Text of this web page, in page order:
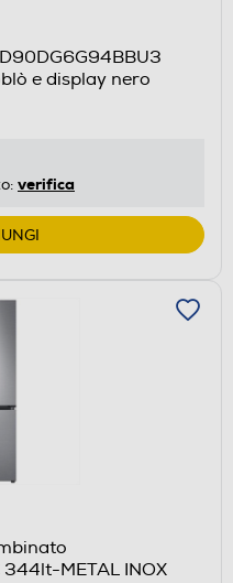
e display nero
verifica
344lt-METAL INOX